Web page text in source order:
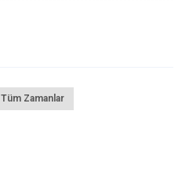
Tüm Zamanlar